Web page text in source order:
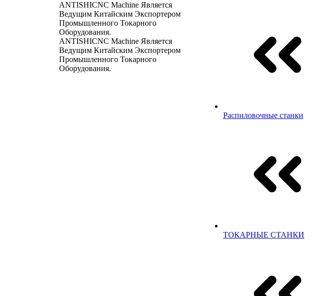
ANTISHICNC Machine Является
Ведущим Китайским Экспортером
Промышленного Токарного
Оборудования.
ANTISHICNC Machine Является
Ведущим Китайским Экспортером
Промышленного Токарного
Оборудования.
Распиловочные станки
ТОКАРНЫЕ СТАНКИ